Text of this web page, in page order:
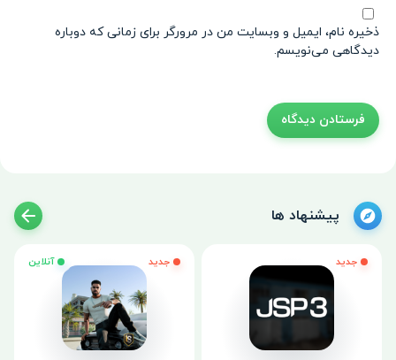
ذخیره نام، ایمیل و وبسایت من در مرورگر برای زمانی که دوباره
دیدگاهی می‌نویسم.
پیشنهاد ها
جدید جدید آنلاین